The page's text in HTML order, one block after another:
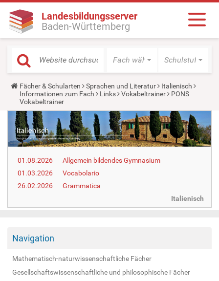
Landesbildungsserver
Baden-Württemberg
Fach wählen Schulstufe
Y
o
u
a
r
e
h
e
r
:
Fächer & Schularten Sprachen und Literatur
Italienisch
Informationen zum Fach
Links Vokabeltrainer
PONS
Vokabeltrainer
01.08.2026
Allgemein bildendes Gymnasium
01.03.2026
Vocabolario
26.02.2026
Grammatica
Italienisch
Navigation
Mathematisch-naturwissenschaftliche Fächer
Gesellschaftswissenschaftliche und philosophische Fächer